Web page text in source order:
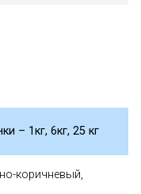
– 1кг, 6кг, 25 кг
коричневый,